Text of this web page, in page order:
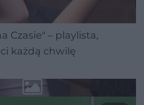
Czasie" – playlista,
każdą chwilę